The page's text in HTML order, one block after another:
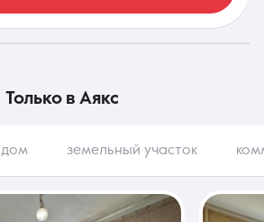
только в Аякс
дом земельный участок